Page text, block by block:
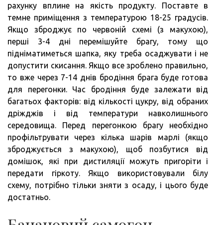
рахунку вплине на якість продукту. Поставте в
темне приміщення з температурою 18-25 градусів.
Якщо зброджує по червоній схемі (з макухою),
перші 3-4 дні перемішуйте брагу, тому що
підніматиметься шапка, яку треба осаджувати і не
допустити скисання. Якщо все зроблено правильно,
то вже через 7-14 днів бродіння брага буде готова
для перегонки. Час бродіння буде залежати від
багатьох факторів: від кількості цукру, від обраних
дріжджів і від температури навколишнього
середовища. Перед перегонкою брагу необхідно
профільтрувати через кілька шарів марлі (якщо
зброджується з макухою), щоб позбутися від
домішок, які при дистиляції можуть пригоріти і
передати гіркоту. Якщо використовували білу
схему, потрібно тільки зняти з осаду, і цього буде
достатньо.